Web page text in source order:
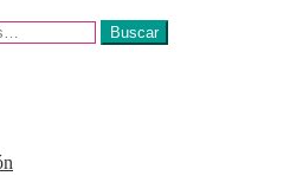
Buscar